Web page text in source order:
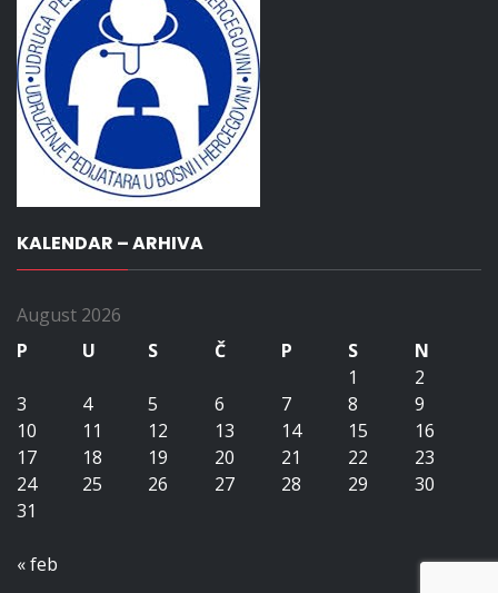
KALENDAR – ARHIVA
August 2026
P
U S Č P S
N
1
2
3
4 5 6 7 8
9
10
11 12 13 14 15
16
17
18 19 20 21 22
23
24
25 26 27 28 29
30
31
« feb